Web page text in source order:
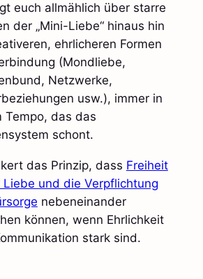
euch allmählich über starre
der „Mini-Liebe“ hinaus hin
ehrlicheren Formen
(Mondliebe,
Netzwerke,
usw.), immer in
Tempo, das das
schont.
das Prinzip, dass Freiheit
Liebe und die Verpflichtung
nebeneinander
können, wenn Ehrlichkeit
stark sind.​